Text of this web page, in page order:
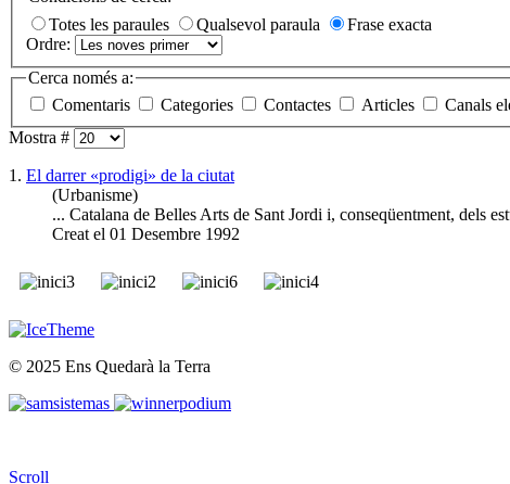
Totes les paraules
Qualsevol paraula
Frase exacta
Ordre:
Cerca només a:
Comentaris
Categories Contactes Articles Canals
Mostra #
1. El darrer «prodigi» de la ciutat
(Urbanisme)
... Catalana de Belles Arts de Sant Jordi i, conseqüentment, dels
Creat el 01 Desembre 1992
© 2025 Ens Quedarà la Terra
Scroll